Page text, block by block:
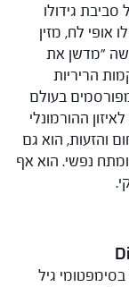
גידולו
אופי לח, מזין
"מדשן את
הריריות
בעולם
ההורמונלי
והזעות, הוא גם
נפשי. הוא אף
גיל